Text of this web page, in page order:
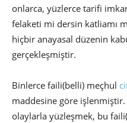
onlarca, yüzlerce tarifi
felaketi mi dersin katliamı
hiçbir anayasal düzenin
gerçekleşmiştir.
Binlerce faili(belli) meçhul
maddesine göre
olaylarla yüzleşmek, bu